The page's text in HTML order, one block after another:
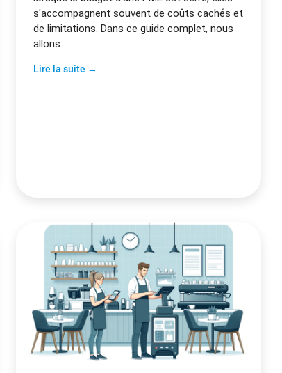
s'accompagnent souvent de coûts cachés et
de limitations. Dans ce guide complet, nous
allons
Lire la suite →